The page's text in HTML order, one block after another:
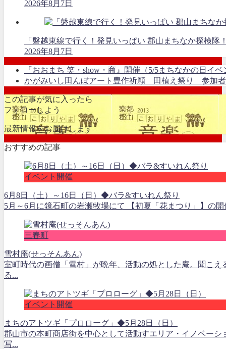
2026年8月7日
「磐越東線で行く！発見いっぱい 郡山まちなか探検隊
2026年8月7日
『おおまち 笑・show・商』開催（5/5まちなかの日イベ
かがみいし田んぼアート豊作祈願 田植え祭り 参加
この記事が気に入ったら
フォローしよう
最新情報をお届けします
おすすめの記事
イベント開催
6月8日（土）～16日（日）◆バラ&すいれん祭り
5月～6月に鏡石町の岩瀬牧場にて 【初夏「花まつり」】の
三春町
雪村庵(せっそんあん)
室町時代の画僧「雪村」が晩年、活動の処とした庵。聞こ
る...
イベント開催
まちのアトツギ「プロローグ」◆5月28日（日）
郡山市の本町商店街を中心として活動すエリア・イノベー
写...